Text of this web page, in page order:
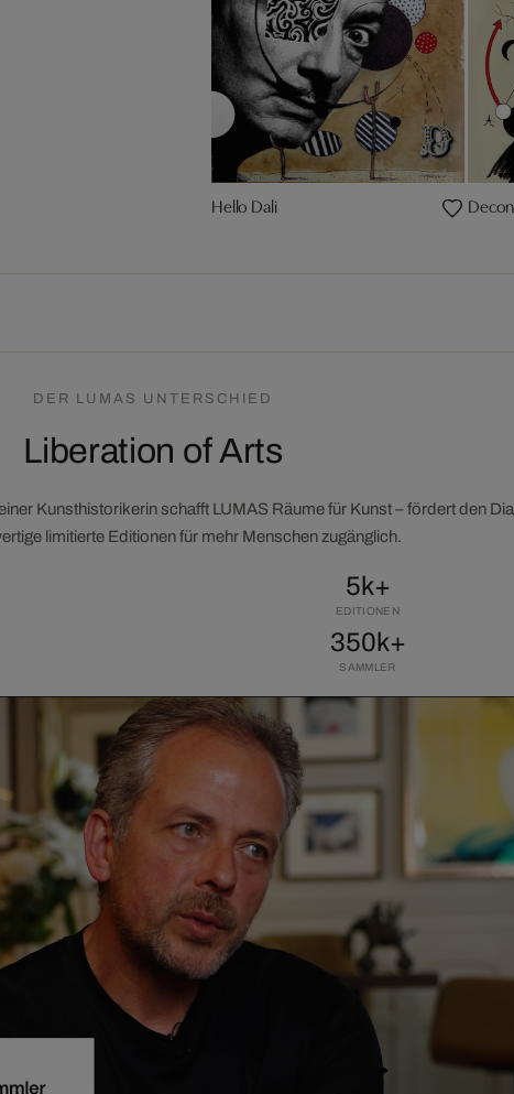
Hello Dali
DER LUMAS UNTERSCHIED
Liberation of Arts
Kunsthistorikerin schafft LUMAS Räume für Kunst – fördert den
limitierte Editionen für mehr Menschen zugänglich.
5k+
EDITIONEN
350k+
SAMMLER